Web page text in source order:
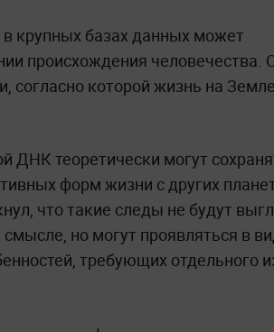
крупных базах данных может
происхождения человечества.
согласно которой жизнь на
ДНК теоретически могут
форм жизни с других
что такие следы не будут
но могут проявляться в
требующих отдельного